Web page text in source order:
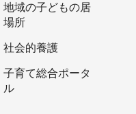
地域の子どもの居
場所
社会的養護
子育て総合ポータ
ル